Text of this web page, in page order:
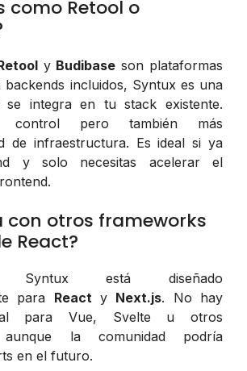
como Retool o
y Budibase son plataformas
backends incluidos, Syntux es una
se integra en tu stack existente.
control pero también más
de infraestructura. Es ideal si ya
y solo necesitas acelerar el
con otros frameworks
React?
Syntux está diseñado
para React y Next.js. No hay
para Vue, Svelte u otros
aunque la comunidad podría
en el futuro.